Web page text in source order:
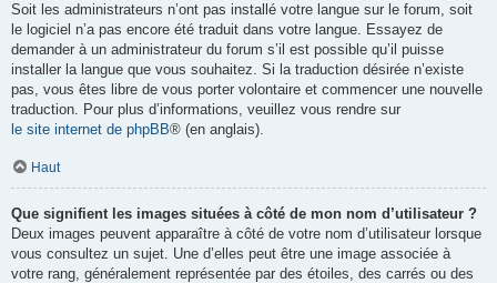
Soit les administrateurs n’ont pas installé votre langue sur le forum, soit
le logiciel n’a pas encore été traduit dans votre langue. Essayez de
demander à un administrateur du forum s’il est possible qu’il puisse
installer la langue que vous souhaitez. Si la traduction désirée n’existe
pas, vous êtes libre de vous porter volontaire et commencer une nouvelle
traduction. Pour plus d’informations, veuillez vous rendre sur
le site internet de phpBB® (en anglais).
Haut
Que signifient les images situées à côté de mon nom d’utilisateur ?
Deux images peuvent apparaître à côté de votre nom d’utilisateur lorsque
vous consultez un sujet. Une d’elles peut être une image associée à
votre rang, généralement représentée par des étoiles, des carrés ou des